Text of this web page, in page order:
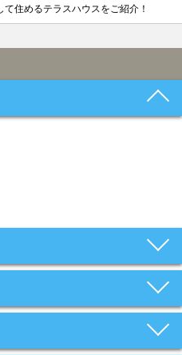
住めるテラスハウスをご紹介！